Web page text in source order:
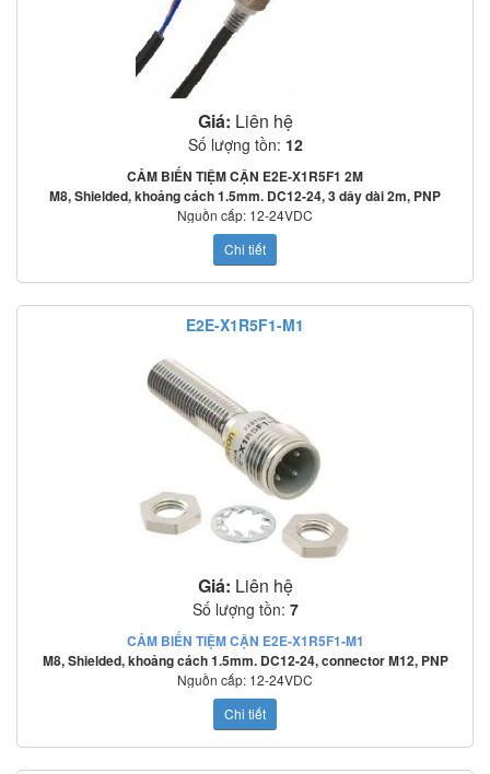
Giá: Liên hệ
Số lượng tồn: 12
CẢM BIẾN TIỆM CẬN E2E-X1R5F1 2M
M8, Shielded, khoảng cách 1.5mm. DC12-24, 3 dây dài 2m, PNP
Nguồn cấp: 12-24VDC
Tần số đáp ứng: 2000Hz
Mạch bảo vệ: Ngược cực cấp nguồn, quá áp tức thời, ngắn mạch ngõ ra
Nhiệt độ làm việc: -25
Tiêu chuẩn: IEC60529: IP67
HƯỚNG DẪN ĐẤU NỐI E2E-X1R5F1 2M:
Chi tiết
E2E-X1R5F1-M1
Giá: Liên hệ
Số lượng tồn: 7
CẢM BIẾN TIỆM CẬN E2E-X1R5F1-M1
M8, Shielded, khoảng cách 1.5mm. DC12-24, connector M12, PNP
Nguồn cấp: 12-24VDC
Tần số đáp ứng: 2000Hz
Mạch bảo vệ: Ngược cực cấp nguồn, quá áp tức thời, ngắn mạch ngõ ra
Nhiệt độ làm việc: -25
Tiêu chuẩn: IEC60529: IP67
Chi tiết